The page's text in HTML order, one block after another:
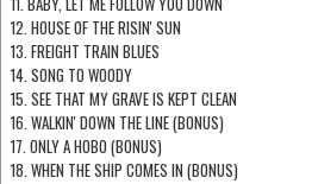
12. HOUSE OF THE RISIN' SUN
13. FREIGHT TRAIN BLUES
14. SONG TO WOODY
15. SEE THAT MY GRAVE IS KEPT CLEAN
16. WALKIN' DOWN THE LINE (BONUS)
17. ONLY A HOBO (BONUS)
18. WHEN THE SHIP COMES IN (BONUS)